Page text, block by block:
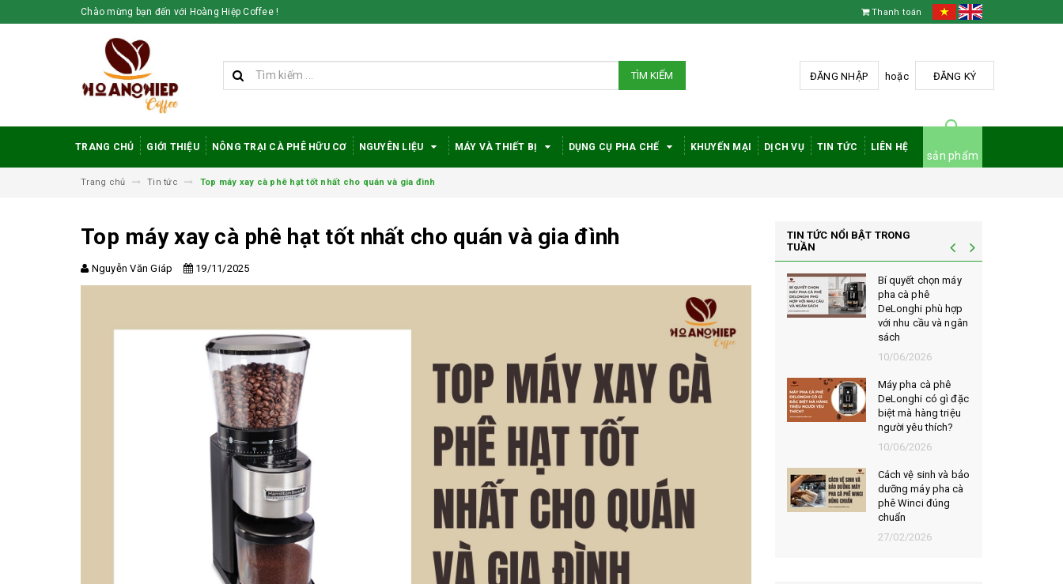
Chào mừng bạn đến với Hoàng Hiệp Coffee ! Thanh toán
TÌM KIẾM ĐĂNG NHẬP hoặc ĐĂNG KÝ
TRANG CHỦ GIỚI THIỆU NÔNG TRẠI CÀ PHÊ HỮU CƠ NGUYÊN LIỆU MÁY VÀ THIẾT BỊ DỤNG CỤ PHA CHẾ KHUYẾN MẠI DỊCH VỤ TIN TỨC LIÊN HỆ
sản phẩm
Trang chủ Tin tức Top máy xay cà phê hạt tốt nhất cho quán và gia đình
Top máy xay cà phê hạt tốt nhất cho quán và gia đình
Nguyễn Văn Giáp 19/11/2025
TIN TỨC NỔI BẬT TRONG
TUẦN
phê?
10/06/2026
Bí quyết chọn mua
cà phê hạt rang
mộc thơm ngon,
chuẩn vị
10/06/2026
Những tiêu chí đánh
giá một loại bột cà
phê nguyên chất
ngon
10/06/2026
Máy pha cà phê
DeLonghi có gì đặc
biệt mà hàng triệu
người yêu thích?
10/06/2026
Cách vệ sinh và bảo
dưỡng máy pha cà
phê Winci đúng
chuẩn
robusta rang mộc
được đánh giá cao
trong giới sành cà
phê?
10/06/2026
Bí quyết chọn mua
cà phê hạt rang
giá một loại bột cà
phê nguyên chất
ngon
Bí quyết chọn máy
pha cà phê
DeLonghi phù hợp
với nhu cầu và ngân
sách
10/06/2026
Máy pha cà phê
DeLonghi có gì đặc
biệt mà hàng triệu
người yêu thích?
10/06/2026
Cách vệ sinh và bảo
dưỡng máy pha cà
phê Winci đúng
chuẩn
27/02/2026